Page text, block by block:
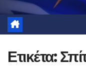
Ετικέτα: